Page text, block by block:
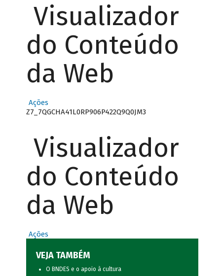
Visualizador
do Conteúdo
da Web
Ações
Z7_7QGCHA41L0RP906P422Q9Q0JM3
Visualizador
do Conteúdo
da Web
Ações
VEJA TAMBÉM
O BNDES e o apoio à cultura